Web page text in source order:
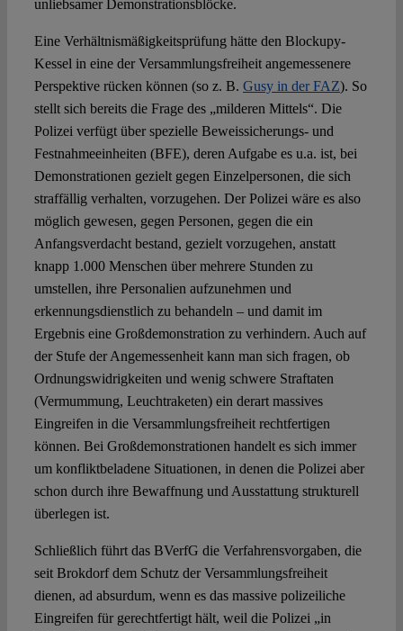
unliebsamer Demonstrationsblöcke.
Eine Verhältnismäßigkeitsprüfung hätte den Blockupy-
Kessel in eine der Versammlungsfreiheit angemessenere
Perspektive rücken können (so z. B. Gusy in der FAZ). So
stellt sich bereits die Frage des „milderen Mittels“. Die
Polizei verfügt über spezielle Beweissicherungs- und
Festnahmeeinheiten (BFE), deren Aufgabe es u.a. ist, bei
Demonstrationen gezielt gegen Einzelpersonen, die sich
straffällig verhalten, vorzugehen. Der Polizei wäre es also
möglich gewesen, gegen Personen, gegen die ein
Anfangsverdacht bestand, gezielt vorzugehen, anstatt
knapp 1.000 Menschen über mehrere Stunden zu
umstellen, ihre Personalien aufzunehmen und
erkennungsdienstlich zu behandeln – und damit im
Ergebnis eine Großdemonstration zu verhindern. Auch auf
der Stufe der Angemessenheit kann man sich fragen, ob
Ordnungswidrigkeiten und wenig schwere Straftaten
(Vermummung, Leuchtraketen) ein derart massives
Eingreifen in die Versammlungsfreiheit rechtfertigen
können. Bei Großdemonstrationen handelt es sich immer
um konfliktbeladene Situationen, in denen die Polizei aber
schon durch ihre Bewaffnung und Ausstattung strukturell
überlegen ist.
Schließlich führt das BVerfG die Verfahrensvorgaben, die
seit Brokdorf dem Schutz der Versammlungsfreiheit
dienen, ad absurdum, wenn es das massive polizeiliche
Eingreifen für gerechtfertigt hält, weil die Polizei „in